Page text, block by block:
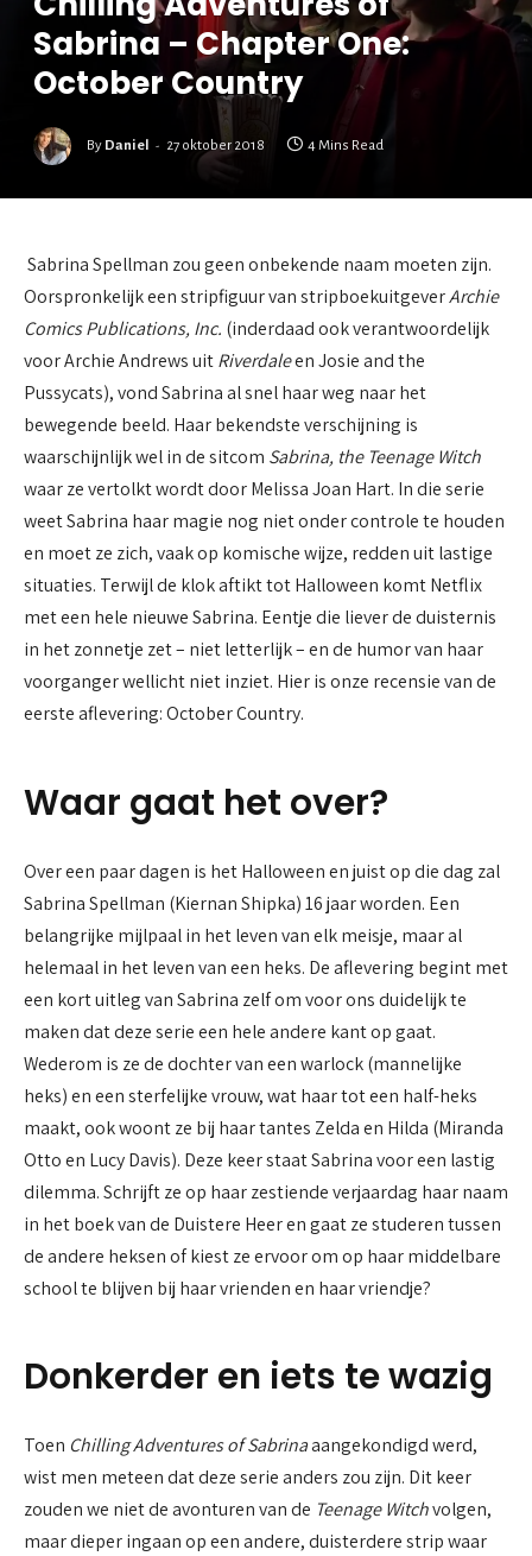
Sabrina – Chapter One:
October Country
By Daniel 27 oktober 2018 4 Mins Read
Sabrina Spellman zou geen onbekende naam moeten zijn.
Oorspronkelijk een stripfiguur van stripboekuitgeverArchie
Comics Publications, Inc. (inderdaad ook verantwoordelijk
voor Archie Andrews uitRiverdaleen Josie and the
Pussycats), vond Sabrina al snel haar weg naar het
bewegende beeld. Haar bekendste verschijning is
waarschijnlijk wel in de sitcom Sabrina, the Teenage Witch
waar ze vertolkt wordt door Melissa Joan Hart. In die serie
weet Sabrina haar magie nog niet onder controle te houden
en moet ze zich, vaak op komische wijze, redden uit lastige
situaties. Terwijl de klok aftikt tot Halloween komt Netflix
met een hele nieuwe Sabrina. Eentje die liever de duisternis
in het zonnetje zet – niet letterlijk – en de humor van haar
voorganger wellicht niet inziet. Hier is onze recensie van de
eerste aflevering: October Country.
Waar gaat het over?
Over een paar dagen is het Halloween en juist op die dag zal
Sabrina Spellman (Kiernan Shipka) 16 jaar worden. Een
belangrijke mijlpaal in het leven van elk meisje, maar al
helemaal in het leven van een heks. De aflevering begint met
een kort uitleg van Sabrina zelf om voor ons duidelijk te
maken dat deze serie een hele andere kant op gaat.
Wederom is ze de dochter van een warlock (mannelijke
heks) en een sterfelijke vrouw, wat haar tot een half-heks
maakt, ook woont ze bij haar tantes Zelda en Hilda (Miranda
Otto en Lucy Davis). Deze keer staat Sabrina voor een lastig
dilemma. Schrijft ze op haar zestiende verjaardag haar naam
in het boek van de Duistere Heer en gaat ze studeren tussen
de andere heksen of kiest ze ervoor om op haar middelbare
school te blijven bij haar vrienden en haar vriendje?
Donkerder en iets te wazig
Toen Chilling Adventures of Sabrinaaangekondigd werd,
wist men meteen dat deze serie anders zou zijn. Dit keer
zouden we niet de avonturen van de Teenage Witchvolgen,
maar dieper ingaan op een andere, duisterdere strip waar